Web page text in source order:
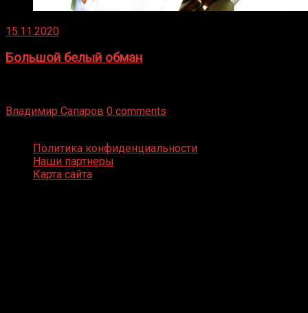
15.11.2020
Большой белый обман
Владимир Сапаров 0 comments
Политика конфиденциальности
Наши партнеры
Карта сайта